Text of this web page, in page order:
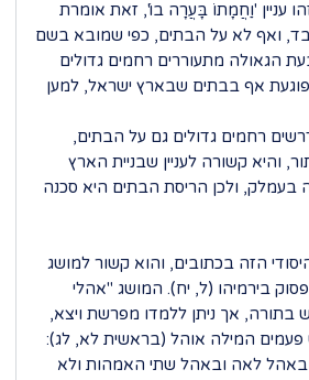
עניין 'וַחֲמָתוֹ בָּעֲרָה בוֹ', זאת אומרת
ואף לא על הבתים, כפי שמובא בשם
הגאולה מתעוררים רחמים גדולים
אף בבתים שבארץ ישראל, למען
רחמים גדולים גם על הבתים,
והיא קשורה לעניין שבניית הארץ
ולכן הריסת הבתים היא סכנה
הזה בכתובים, והוא קשור למושג
בירמיהו (ל, יח). המושג "אהלי
בתורה, אך ניתן ללמדו מפרשת ויצא,
פעמים המילה אוהל (בראשית לא, לג):
לאה ובאהל שתי האמהות ולא